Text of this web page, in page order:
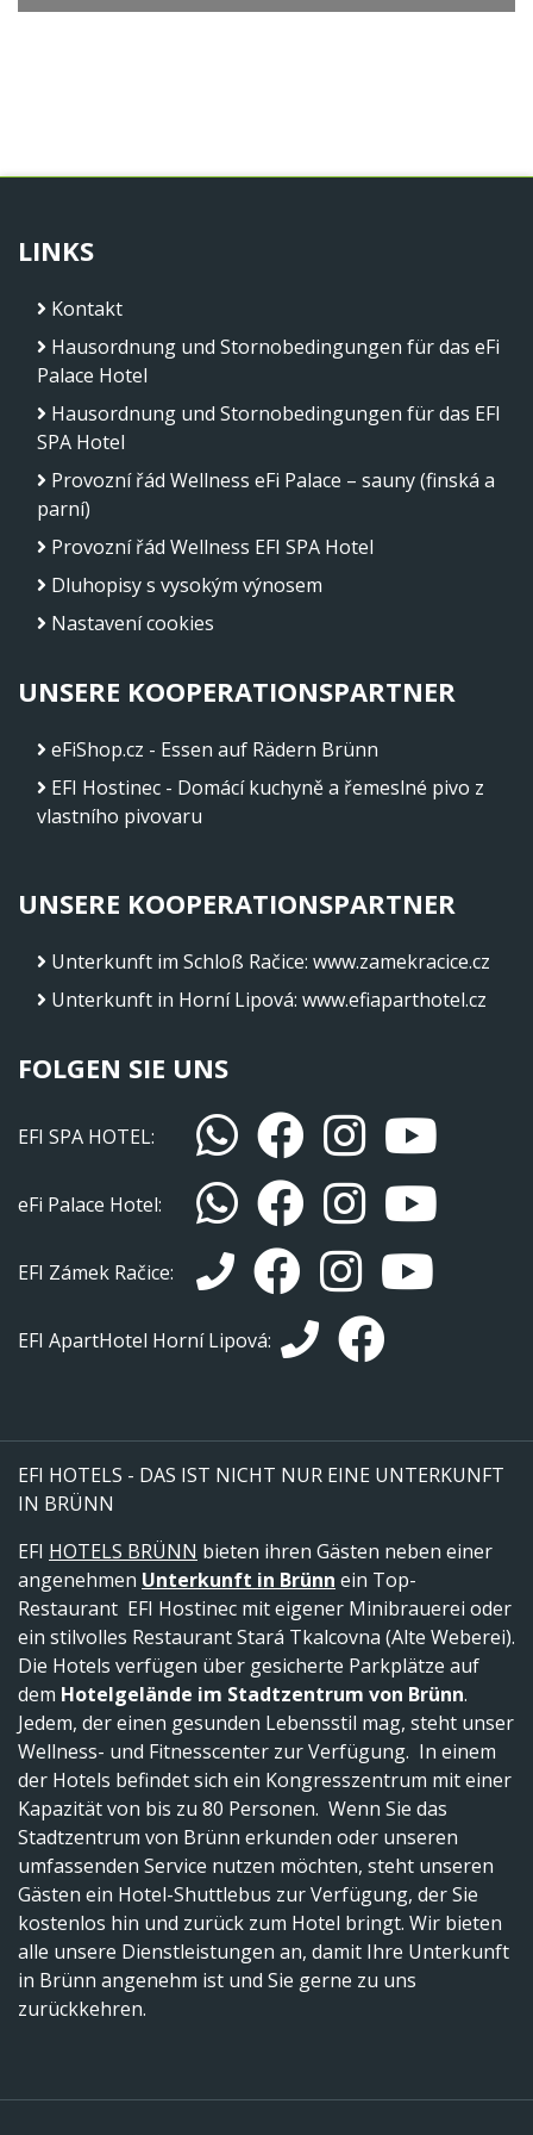
LINKS
Kontakt
Hausordnung und Stornobedingungen für das eFi
Palace Hotel
Hausordnung und Stornobedingungen für das EFI
SPA Hotel
Provozní řád Wellness eFi Palace – sauny (finská a
parní)
Provozní řád Wellness EFI SPA Hotel
Dluhopisy s vysokým výnosem
Nastavení cookies
UNSERE KOOPERATIONSPARTNER
eFiShop.cz - Essen auf Rädern Brünn
EFI Hostinec - Domácí kuchyně a řemeslné pivo z
vlastního pivovaru
UNSERE KOOPERATIONSPARTNER
Unterkunft im Schloß Račice: www.zamekracice.cz
Unterkunft in Horní Lipová: www.efiaparthotel.cz
FOLGEN SIE UNS
EFI SPA HOTEL:
eFi Palace Hotel:
EFI Zámek Račice:
EFI ApartHotel Horní Lipová:
EFI HOTELS - DAS IST NICHT NUR EINE UNTERKUNFT
IN BRÜNN
EFI HOTELS BRÜNN bieten ihren Gästen neben einer
angenehmen Unterkunft in Brünn ein Top-
Restaurant EFI Hostinec mit eigener Minibrauerei oder
ein stilvolles Restaurant Stará Tkalcovna (Alte Weberei).
Die Hotels verfügen über gesicherte Parkplätze auf
dem Hotelgelände im Stadtzentrum von Brünn.
Jedem, der einen gesunden Lebensstil mag, steht unser
Wellness- und Fitnesscenter zur Verfügung. In einem
der Hotels befindet sich ein Kongresszentrum mit einer
Kapazität von bis zu 80 Personen. Wenn Sie das
Stadtzentrum von Brünn erkunden oder unseren
umfassenden Service nutzen möchten, steht unseren
Gästen ein Hotel-Shuttlebus zur Verfügung, der Sie
kostenlos hin und zurück zum Hotel bringt. Wir bieten
alle unsere Dienstleistungen an, damit Ihre Unterkunft
in Brünn angenehm ist und Sie gerne zu uns
zurückkehren.